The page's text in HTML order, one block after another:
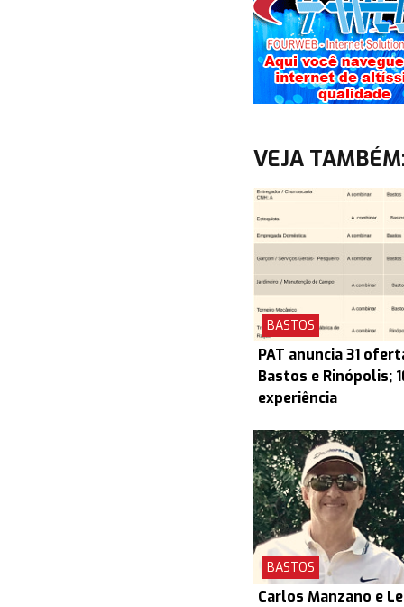
VEJA
BASTOS
PAT anuncia 31
Bastos e Rinópolis;
experiência
BASTOS
Carlos Manzano e